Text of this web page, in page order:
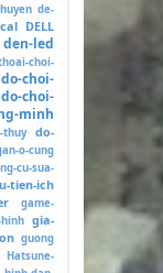
de-
DELL
den-led
choi-
do-choi-
do-choi-
minh
thuy
do-
o-cung
cu-sua-
tien-ich
game-
gia-
guong
Hatsune-